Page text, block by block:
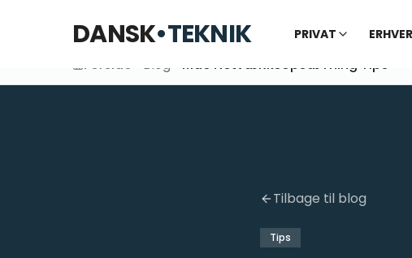
DANSK•TEKNIK PRIVAT
Forside
Blog Mac NetvæRksopsæTning Tips
Tilbage til blog
Tips